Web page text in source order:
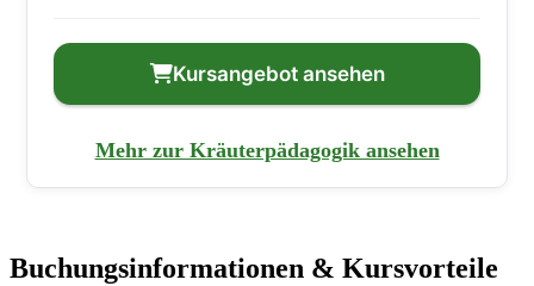
Kursangebot ansehen
Mehr zur Kräuterpädagogik ansehen
Buchungsinformationen & Kursvorteile